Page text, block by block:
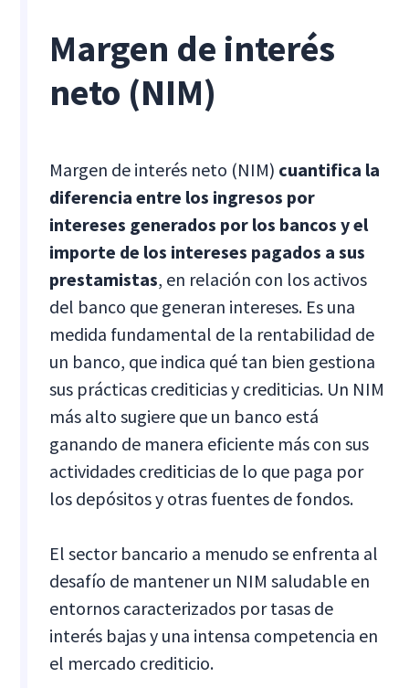
Margen de interés
neto (NIM)
Margen de interés neto (NIM) cuantifica la
diferencia entre los ingresos por
intereses generados por los bancos y el
importe de los intereses pagados a sus
prestamistas, en relación con los activos
del banco que generan intereses. Es una
medida fundamental de la rentabilidad de
un banco, que indica qué tan bien gestiona
sus prácticas crediticias y crediticias. Un NIM
más alto sugiere que un banco está
ganando de manera eficiente más con sus
actividades crediticias de lo que paga por
los depósitos y otras fuentes de fondos.
El sector bancario a menudo se enfrenta al
desafío de mantener un NIM saludable en
entornos caracterizados por tasas de
interés bajas y una intensa competencia en
el mercado crediticio.